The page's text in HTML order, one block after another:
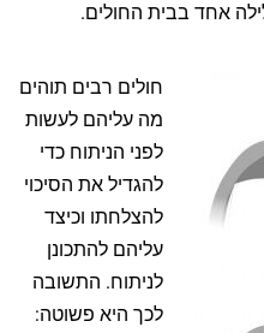
אחד בבית החולים.
חולים רבים תוהים
מה עליהם לעשות
לפני הניתוח כדי
להגדיל את הסיכוי
להצלחתו וכיצד
עליהם להתכונן
לניתוח. התשובה
לכך היא פשוטה: